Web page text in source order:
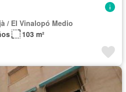
/ El Vinalopó Medio
103 m²